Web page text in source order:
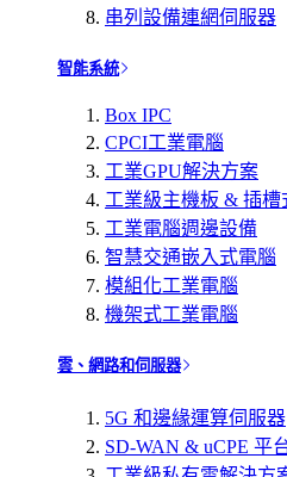
串列設備連網伺服器
智能系統
Box IPC
CPCI工業電腦
工業GPU解決方案
工業級主機板 & 插槽
工業電腦週邊設備
智慧交通嵌入式電腦
模組化工業電腦
機架式工業電腦
雲、網路和伺服器
5G 和邊緣運算伺服器
SD-WAN & uCPE 平